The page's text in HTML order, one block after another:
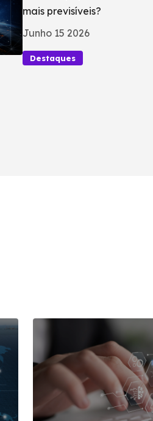
mais previsíveis?
Junho 15 2026
Destaques